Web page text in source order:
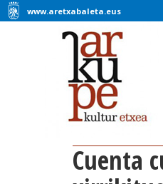
www.aretxabaleta.eus
Cuenta cuentos. “Amelie eta